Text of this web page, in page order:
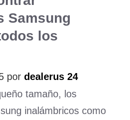
Samsung
los
por dealerus 24
tamaño, los
inalámbricos como